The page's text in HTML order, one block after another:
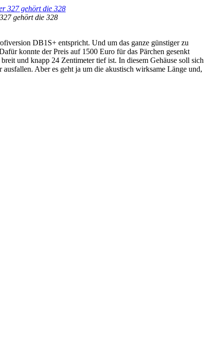
gehört die 328
DB1S+ entspricht. Und um das ganze günstiger zu
konnte der Preis auf 1500 Euro für das Pärchen gesenkt
und knapp 24 Zentimeter tief ist. In diesem Gehäuse soll sich
Aber es geht ja um die akustisch wirksame Länge und,